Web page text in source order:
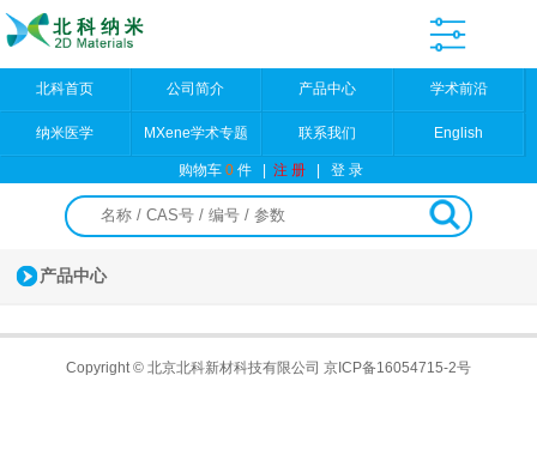
北科首页 公司简介 产品中心 学术前沿
纳米医学 MXene学术专题 联系我们 English
购物车0件 |注 册 |登 录
产品中心
Copyright © 北京北科新材科技有限公司 京ICP备16054715-2号